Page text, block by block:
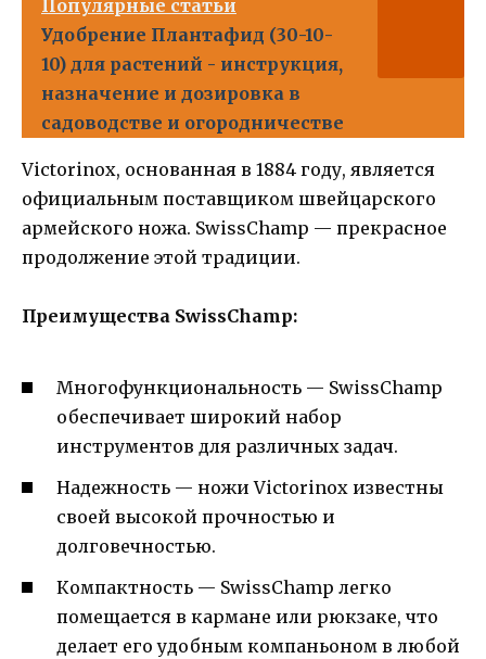
Популярные статьи
Удобрение Плантафид (30-10-
10) для растений - инструкция,
назначение и дозировка в
садоводстве и огородничестве
Victorinox, основанная в 1884 году, является
официальным поставщиком швейцарского
армейского ножа. SwissChamp — прекрасное
продолжение этой традиции.
Преимущества SwissChamp:
Многофункциональность — SwissChamp
обеспечивает широкий набор
инструментов для различных задач.
Надежность — ножи Victorinox известны
своей высокой прочностью и
долговечностью.
Компактность — SwissChamp легко
помещается в кармане или рюкзаке, что
делает его удобным компаньоном в любой